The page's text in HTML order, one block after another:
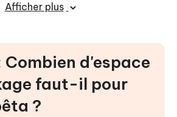
apps inutilisées (sans les supprimer)
des applications
Afficher plus
Combien d'espace
faut-il pour
?